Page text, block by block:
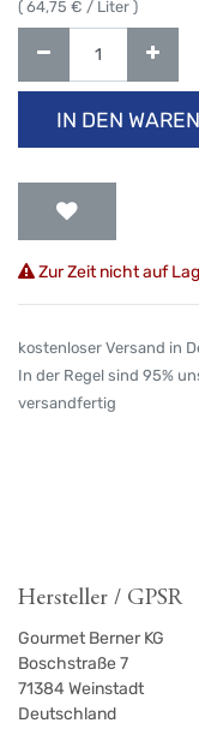
( 64,75 € / Liter )
IN DEN
Zur Zeit nicht auf
kostenloser Versand in
In der Regel sind 95%
versandfertig
Hersteller / GPSR
Gourmet Berner KG
Boschstraße 7
71384 Weinstadt
Deutschland